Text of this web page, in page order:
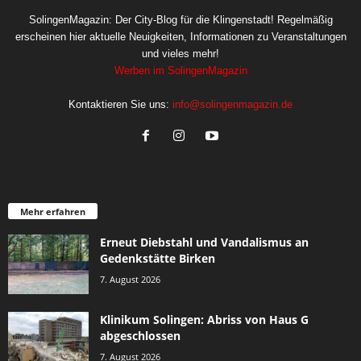
SolingenMagazin: Der City-Blog für die Klingenstadt! Regelmäßig
erscheinen hier aktuelle Neuigkeiten, Informationen zu Veranstaltungen
und vieles mehr!
Werben im SolingenMagazin
Kontaktieren Sie uns: info@solingenmagazin.de
Mehr erfahren
Erneut Diebstahl und Vandalismus an
Gedenkstätte Birken
7. August 2026
Klinikum Solingen: Abriss von Haus G
abgeschlossen
7. August 2026